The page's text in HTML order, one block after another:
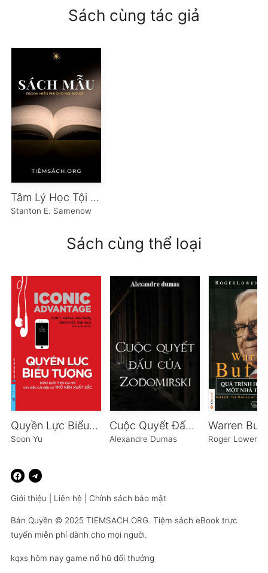
Sách cùng tác giả
Tâm Lý Học Tội Phạm – Tập 1
Stanton E. Samenow
Sách cùng thể loại
Quyền Lực Biểu Tượng
Soon Yu
Cuộc Quyết Đấu Của Zodomirski
Alexandre Dumas Roger
Giới thiệu Liên hệ Chính sách bảo mật
Bản Quyền © 2025 TIEMSACH.ORG. Tiệm sách eBook trực
tuyến miễn phí dành cho mọi người.
kqxs hôm nay game nổ hũ đổi thưởng